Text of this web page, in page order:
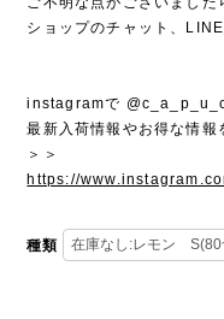
ショップのチャット、
instagramで
最新入荷情報やお得な情報
＞＞
https://
種類